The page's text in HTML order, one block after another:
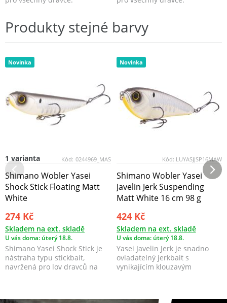
Produkty stejné barvy
Novinka
Kód: 0244969_MAS
1 varianta
Shimano Wobler Yasei
Shock Stick Floating Matt
White
274 Kč
Skladem na ext. skladě
U vás doma: úterý 18.8.
Shimano Yasei Shock Stick je
nástraha typu stickbait,
navržená pro lov dravců na
Novinka
Kód: LUYASJJSP16MAW
Shimano Wobler Yasei
Javelin Jerk Suspending
Matt White 16 cm 98 g
424 Kč
Skladem na ext. skladě
U vás doma: úterý 18.8.
Yasei Javelin Jerk je snadno
ovladatelný jerkbait s
vynikajícím klouzavým